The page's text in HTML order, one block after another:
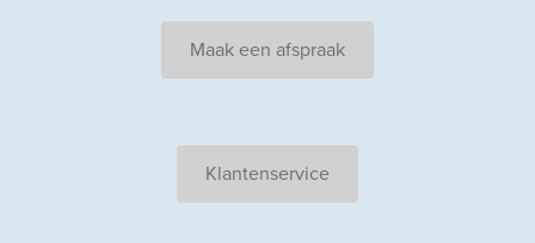
Maak een afspraak
Klantenservice